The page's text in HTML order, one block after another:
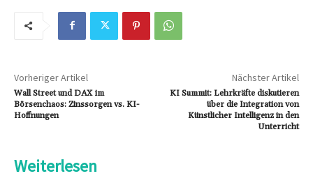
Vorheriger Artikel
Wall Street und DAX im
Börsenchaos: Zinssorgen vs. KI-
Hoffnungen
Nächster Artikel
KI Summit: Lehrkräfte diskutieren
über die Integration von
Künstlicher Intelligenz in den
Unterricht
Weiterlesen